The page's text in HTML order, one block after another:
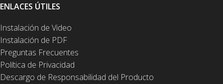
ENLACES ÚTILES
Instalación de Video
Instalación de PDF
Preguntas Frecuentes
Política de Privacidad
Descargo de Responsabilidad del Producto